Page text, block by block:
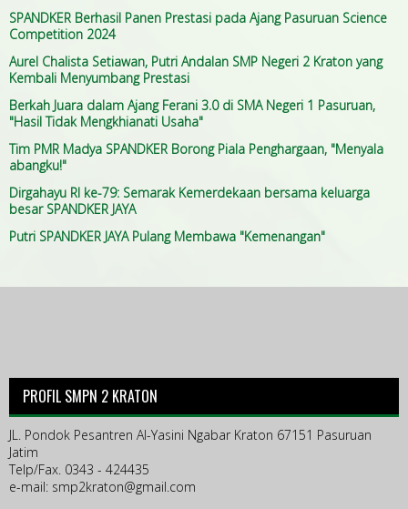
SPANDKER Berhasil Panen Prestasi pada Ajang Pasuruan Science
Competition 2024
Aurel Chalista Setiawan, Putri Andalan SMP Negeri 2 Kraton yang
Kembali Menyumbang Prestasi
Berkah Juara dalam Ajang Ferani 3.0 di SMA Negeri 1 Pasuruan,
"Hasil Tidak Mengkhianati Usaha"
Tim PMR Madya SPANDKER Borong Piala Penghargaan, "Menyala
abangku!"
Dirgahayu RI ke-79: Semarak Kemerdekaan bersama keluarga
besar SPANDKER JAYA
Putri SPANDKER JAYA Pulang Membawa "Kemenangan"
PROFIL SMPN 2 KRATON
JL. Pondok Pesantren Al-Yasini Ngabar Kraton 67151 Pasuruan
Jatim
Telp/Fax. 0343 - 424435
e-mail: smp2kraton@gmail.com